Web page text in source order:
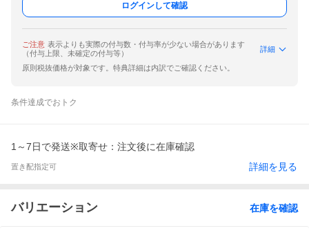
ログインして確認
ご注意 表示よりも実際の付与数・付与率が少ない場合があります
（付与上限、未確定の付与等）
詳細
原則税抜価格が対象です。特典詳細は内訳でご確認ください。
条件達成でおトク
1～7日で発送※取寄せ：注文後に在庫確認
置き配指定可 詳細を見る
バリエーション 在庫を確認